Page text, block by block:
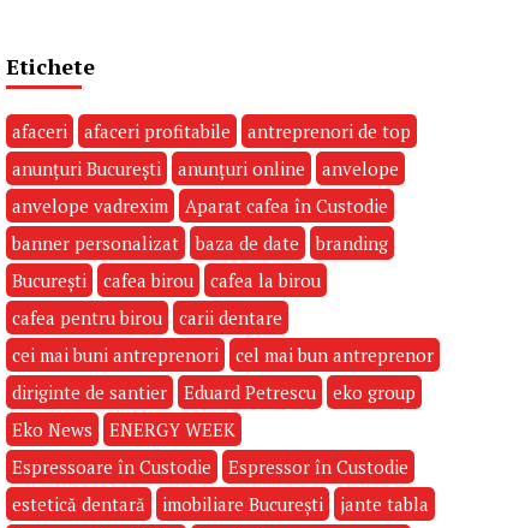
Etichete
afaceri afaceri profitabile
antreprenori de top
anunțuri București
anunțuri online
anvelope
anvelope vadrexim
Aparat cafea în Custodie
banner personalizat
baza de date
branding
București
cafea birou
cafea la birou
cafea pentru birou
carii dentare
cei mai buni antreprenori
cel mai bun antreprenor
diriginte de santier
Eduard Petrescu
eko group
Eko News
ENERGY WEEK
Espressoare în Custodie
Espressor în Custodie
estetică dentară
imobiliare București
jante tabla